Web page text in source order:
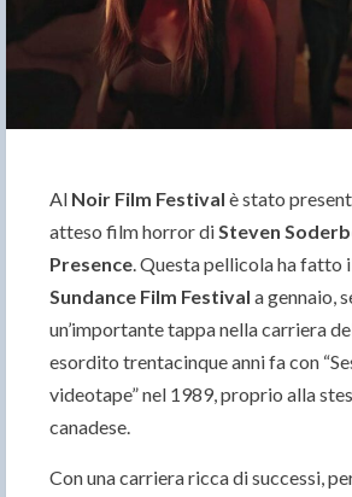
Al Noir Film Festival è stato
atteso film horror diSteven
Presence. Questa pellicola ha fatto
Sundance Film Festival a gennaio,
un’importante tappa nella carriera
esordito trentacinque anni fa con
videotape” nel 1989, proprio alla
canadese.
Con una carriera ricca di successi,